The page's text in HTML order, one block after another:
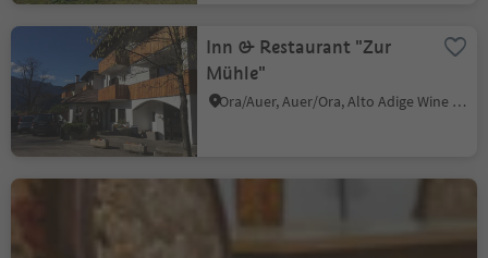
Inn & Restaurant "Zur
Mühle"
Ora/Auer, Auer/Ora, Alto Adige Wine Road
Bar Vaja